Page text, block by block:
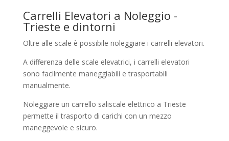
Carrelli Elevatori a Noleggio -
Trieste e dintorni
Oltre alle scale è possibile noleggiare i carrelli elevatori.
A differenza delle scale elevatrici, i carrelli elevatori
sono facilmente maneggiabili e trasportabili
manualmente.
Noleggiare un carrello saliscale elettrico a Trieste
permette il trasporto di carichi con un mezzo
maneggevole e sicuro.